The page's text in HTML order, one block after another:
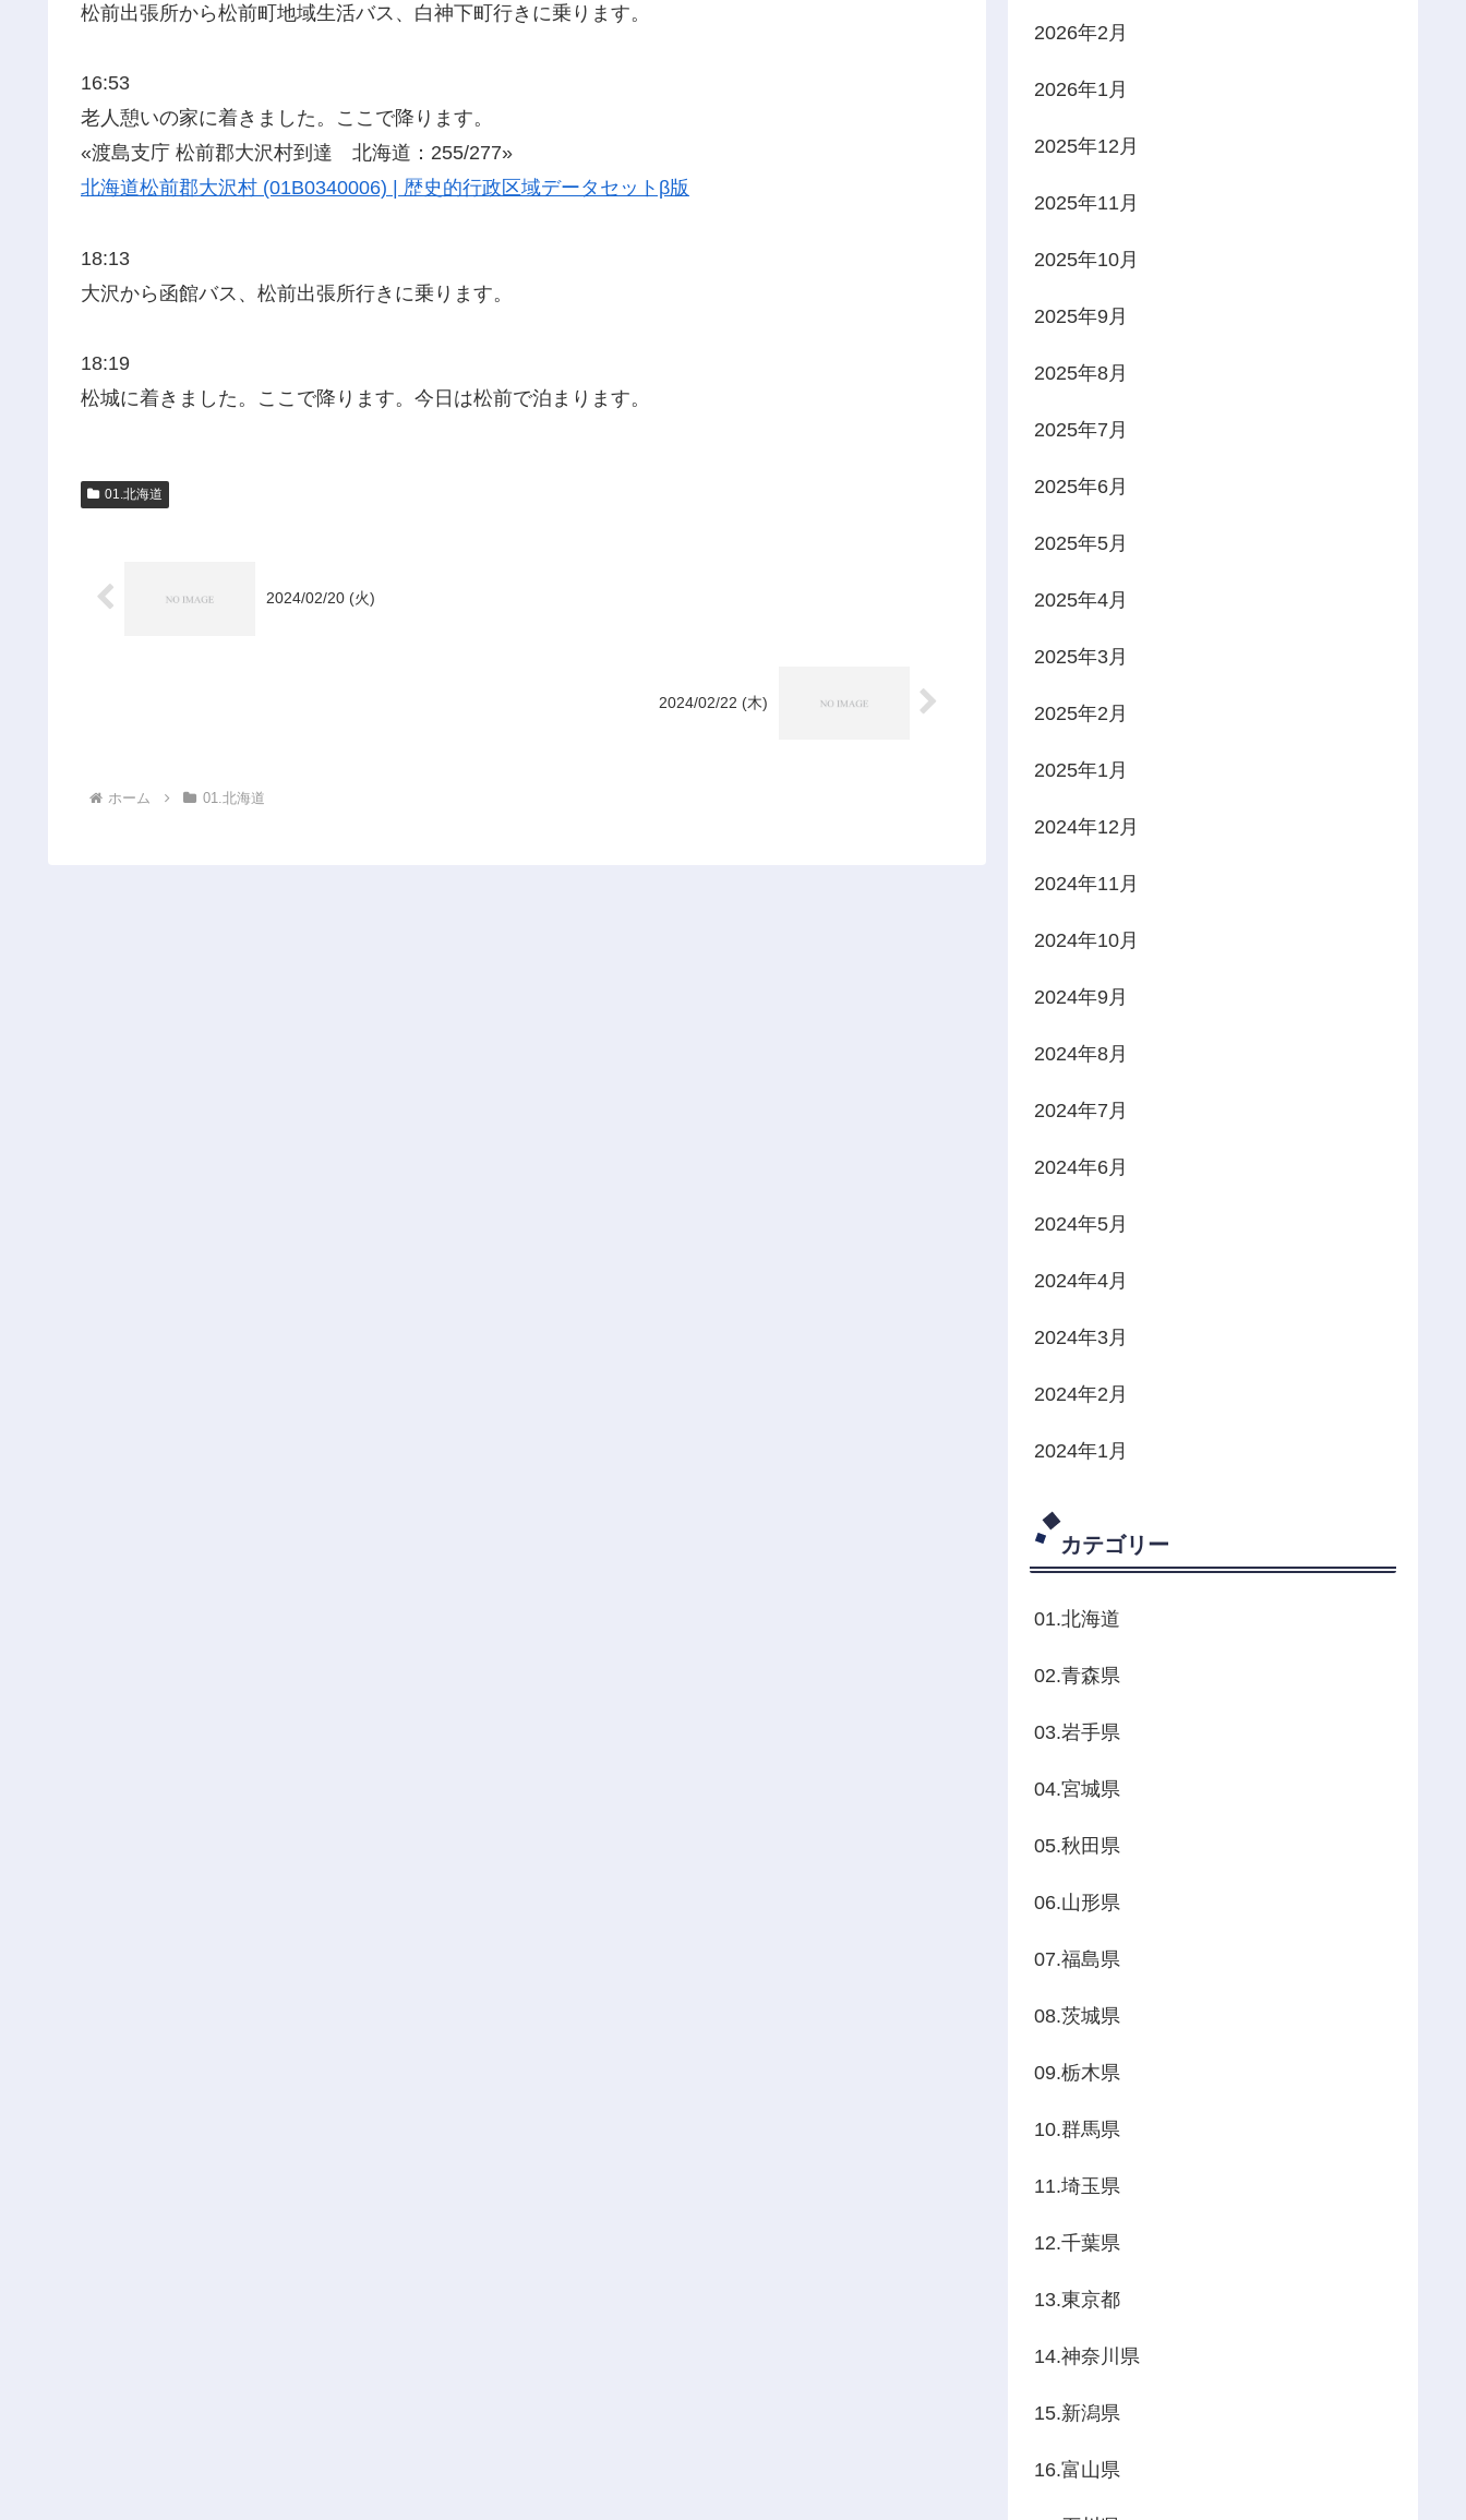
松前出張所から松前町地域生活バス、白神下町行きに乗ります。
16:53
老人憩いの家に着きました。ここで降ります。
«渡島支庁 松前郡大沢村到達 北海道：255/277»
北海道松前郡大沢村 (01B0340006) | 歴史的行政区域データセットβ版
18:13
大沢から函館バス、松前出張所行きに乗ります。
18:19
松城に着きました。ここで降ります。今日は松前で泊まります。
01.北海道
2024/02/20 (火)
2024/02/22 (木)
ホーム 01.北海道
2026年2月
2026年1月
2025年12月
2025年11月
2025年10月
2025年9月
2025年8月
2025年7月
2025年6月
2025年5月
2025年4月
2025年3月
2025年2月
2025年1月
2024年12月
2024年11月
2024年10月
2024年9月
2024年8月
2024年7月
2024年6月
2024年5月
2024年4月
2024年3月
2024年2月
2024年1月
カテゴリー
01.北海道
02.青森県
03.岩手県
04.宮城県
05.秋田県
06.山形県
07.福島県
08.茨城県
09.栃木県
10.群馬県
11.埼玉県
12.千葉県
13.東京都
14.神奈川県
15.新潟県
16.富山県